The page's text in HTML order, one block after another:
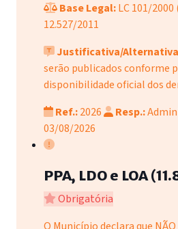
Base Legal:LC 101/2000
12.527/2011
Justificativa/
serão publicados conforme
disponibilidade oficial dos
Ref.:2026 Resp.:
03/08/2026
PPA, LDO e LOA
Obrigatória